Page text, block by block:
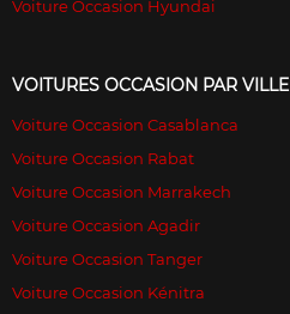
Voiture Occasion Hyundai
VOITURES OCCASION PAR VILLE
Voiture Occasion Casablanca
Voiture Occasion Rabat
Voiture Occasion Marrakech
Voiture Occasion Agadir
Voiture Occasion Tanger
Voiture Occasion Kénitra